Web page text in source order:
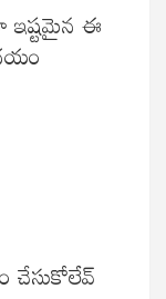
ఈ
చేసుకోలేవ్